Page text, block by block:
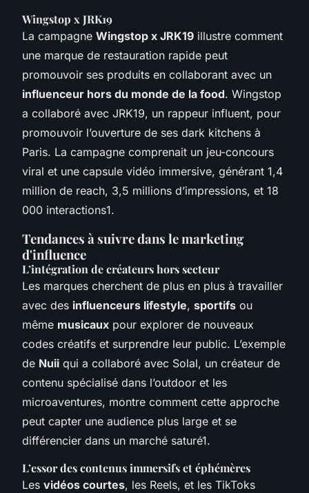
Wingstop x JRK19
La campagne Wingstop x JRK19 illustre comment
une marque de restauration rapide peut
promouvoir ses produits en collaborant avec un
influenceur hors du monde de la food. Wingstop
a collaboré avec JRK19, un rappeur influent, pour
promouvoir l’ouverture de ses dark kitchens à
Paris. La campagne comprenait un jeu-concours
viral et une capsule vidéo immersive, générant 1,4
million de reach, 3,5 millions d’impressions, et 18
000 interactions1.
Tendances à suivre dans le marketing
d'influence
L’intégration de créateurs hors secteur
Les marques cherchent de plus en plus à travailler
avec des influenceurs lifestyle, sportifs ou
même musicaux pour explorer de nouveaux
codes créatifs et surprendre leur public. L’exemple
de Nuii qui a collaboré avec Solal, un créateur de
contenu spécialisé dans l’outdoor et les
microaventures, montre comment cette approche
peut capter une audience plus large et se
différencier dans un marché saturé1.
L’essor des contenus immersifs et éphémères
Les vidéos courtes, les Reels, et les TikToks